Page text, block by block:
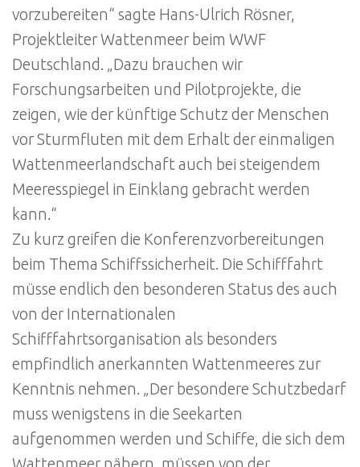
vorzubereiten“ sagte Hans-Ulrich Rösner,
Projektleiter Wattenmeer beim WWF
Deutschland. „Dazu brauchen wir
Forschungsarbeiten und Pilotprojekte, die
zeigen, wie der künftige Schutz der Menschen
vor Sturmfluten mit dem Erhalt der einmaligen
Wattenmeerlandschaft auch bei steigendem
Meeresspiegel in Einklang gebracht werden
kann.“
Zu kurz greifen die Konferenzvorbereitungen
beim Thema Schiffssicherheit. Die Schifffahrt
müsse endlich den besonderen Status des auch
von der Internationalen
Schifffahrtsorganisation als besonders
empfindlich anerkannten Wattenmeeres zur
Kenntnis nehmen. „Der besondere Schutzbedarf
muss wenigstens in die Seekarten
aufgenommen werden und Schiffe, die sich dem